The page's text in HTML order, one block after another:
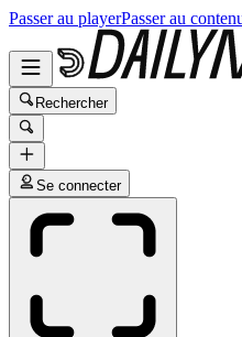
Passer au playerPasser au
Rechercher
Se connecter